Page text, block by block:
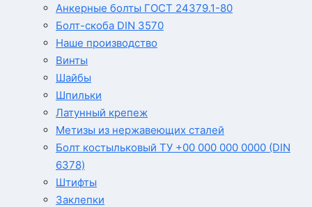
Анкерные болты ГОСТ 24379.1-80
Болт-скоба DIN 3570
Наше производство
Винты
Шайбы
Шпильки
Латунный крепеж
Метизы из нержавеющих сталей
Болт костыльковый ТУ +00 000 000 0000 (DIN
6378)
Штифты
Заклепки